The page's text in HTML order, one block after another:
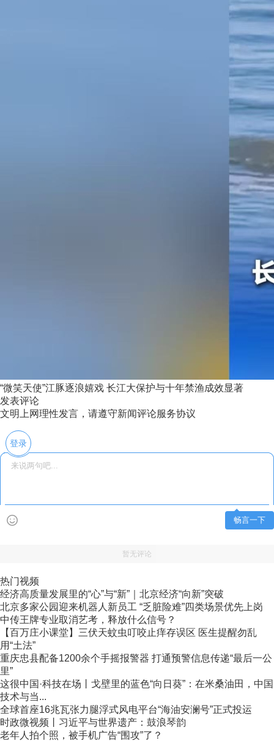
“微笑天使”江豚逐浪嬉戏 长江大保护与十年禁渔成效显著
发表评论
文明上网理性发言，请遵守新闻评论服务协议
登录
畅言一下
暂无评论
热门视频
经济高质量发展里的“心”与“新”｜北京经济“向新”突破
北京多家公园迎来机器人新员工 “乏脏险难”四类场景优先上岗
中传王牌专业取消艺考，释放什么信号？
【百万庄小课堂】三伏天蚊虫叮咬止痒存误区 医生提醒勿乱
用“土法”
重庆忠县配备1200余个手摇报警器 打通预警信息传递“最后一公
里”
这很中国·科技在场丨戈壁里的蓝色“向日葵”：在米桑油田，中国
技术与当...
全球首座16兆瓦张力腿浮式风电平台“海油安澜号”正式投运
时政微视频丨习近平与世界遗产：鼓浪琴韵
老年人拍个照，被手机广告“围攻”了？